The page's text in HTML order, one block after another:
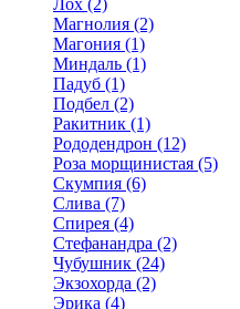
Лох (2)
Магнолия (2)
Магония (1)
Миндаль (1)
Падуб (1)
Подбел (2)
Ракитник (1)
Рододендрон (12)
Роза морщинистая (5)
Скумпия (6)
Слива (7)
Спирея (4)
Стефанандра (2)
Чубушник (24)
Экзохорда (2)
Эрика (4)